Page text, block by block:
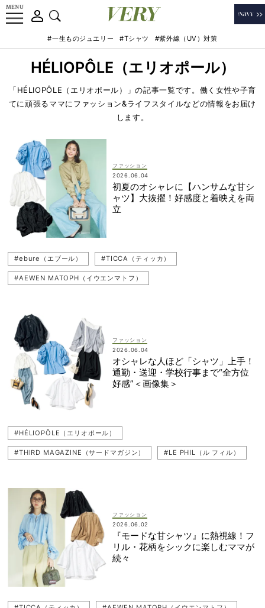
#一生ものジュエリー #Tシャツ #紫外線（UV）対策
HÉLIOPÔLE（エリオポール）
「HÉLIOPÔLE（エリオポール）」の記事一覧です。働く女性や子育
てに頑張るママにファッション&ライフスタイルなどの情報をお届け
します。
ファッション
2026.06.04
初夏のオシャレに【ハンサムな甘シ
ャツ】大抜擢！好感度と着映えを両
立
#ebure（エブール） #TICCA（ティッカ）
#AEWEN MATOPH（イウエンマトフ）
#THIRD MAGAZINE（サードマガジン）
#桐谷美玲 #シャツ #UNFILO（アンフィーロ）
#PLST（プラステ）
ファッション
2026.06.04
オシャレな人ほど「シャツ」上手！
通勤・送迎・学校行事まで“全方位
好感”＜画像集＞
#HÉLIOPÔLE（エリオポール）
#THIRD MAGAZINE（サードマガジン） #LE PHIL（ル フィル）
#PLST（プラステ）
#TICCA（ティッカ） #AEWEN MATOPH（イウエンマトフ）
ファッション
2026.06.02
『モードな甘シャツ』に熱視線！フ
リル・花柄をシックに楽しむママが
続々